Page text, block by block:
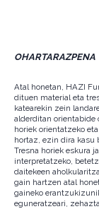
OHARTARAZPENA
Atal honetan, HAZI
dituen material eta
katearekin zein
alderditan orientabide
horiek orientatzeko
hortaz, ezin dira kasu
Tresna horiek eskura
interpretatzeko,
daitekeen
gain hartzen atal
gaineko
eguneratzeari,